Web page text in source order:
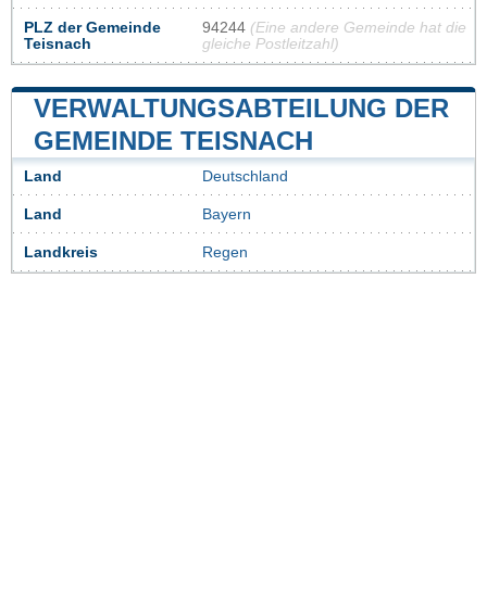
PLZ der Gemeinde
Teisnach
94244 (Eine andere Gemeinde hat die
gleiche Postleitzahl)
VERWALTUNGSABTEILUNG DER
GEMEINDE TEISNACH
Land Deutschland
Land Bayern
Landkreis Regen